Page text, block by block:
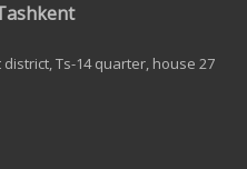
Ts-14 quarter, house 27